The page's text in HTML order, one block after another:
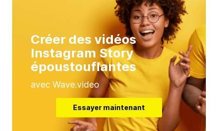
Créer des vidéos
Instagram Story
époustouflantes
avec Wave.video
Essayer maintenant